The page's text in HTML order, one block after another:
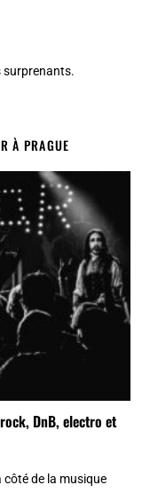
surprenants.
À PRAGUE
DnB, electro et
côté de la musique